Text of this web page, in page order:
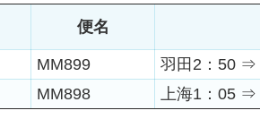
便名
MM899
羽田2：50 ⇒
MM898 上海1：05 ⇒